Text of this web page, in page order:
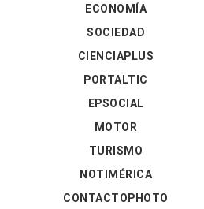
ECONOMÍA
SOCIEDAD
CIENCIAPLUS
PORTALTIC
EPSOCIAL
MOTOR
TURISMO
NOTIMÉRICA
CONTACTOPHOTO